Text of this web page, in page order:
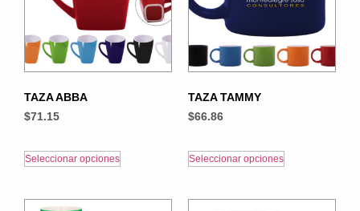
TAZA ABBA
$71.15
Seleccionar opciones
TAZA TAMMY
$66.86
Seleccionar opciones